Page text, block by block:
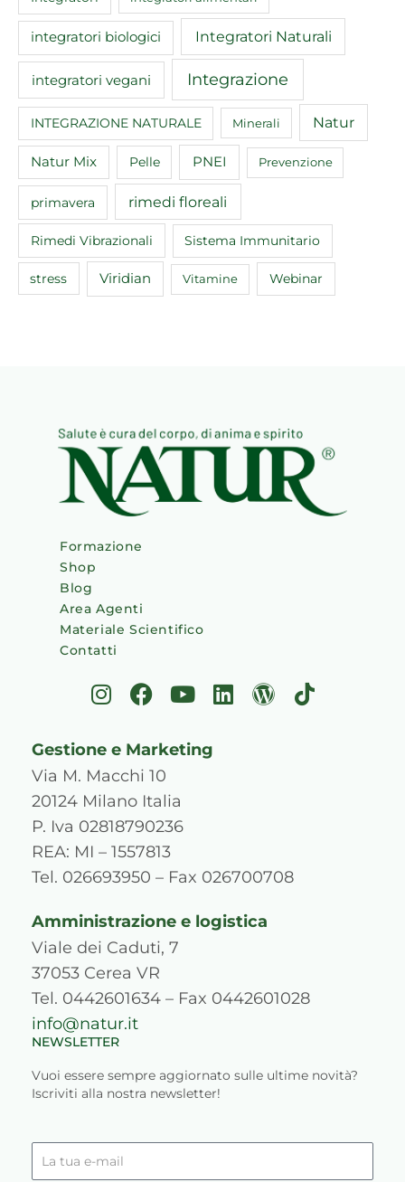
integratori biologici Integratori Naturali
integratori vegani Integrazione
INTEGRAZIONE NATURALE Minerali Natur
Natur Mix Pelle PNEI Prevenzione
primavera rimedi floreali
Rimedi Vibrazionali Sistema Immunitario
stress Viridian Vitamine Webinar
Formazione
Shop
Blog
Area Agenti
Materiale Scientifico
Contatti
I
n
t
a
g
r
a
m
F
a
e
b
o
o
k
Y
o
t
e
L
i
W
o
s
T
i
Gestione e Marketing
Via M. Macchi 10
20124 Milano Italia
P. Iva 02818790236
REA: MI – 1557813
Tel. 026693950 – Fax 026700708
Amministrazione e logistica
Viale dei Caduti, 7
37053 Cerea VR
Tel. 0442601634 – Fax 0442601028
info@natur.it
NEWSLETTER
Vuoi essere sempre aggiornato sulle ultime novità?
Iscriviti alla nostra newsletter!
tua